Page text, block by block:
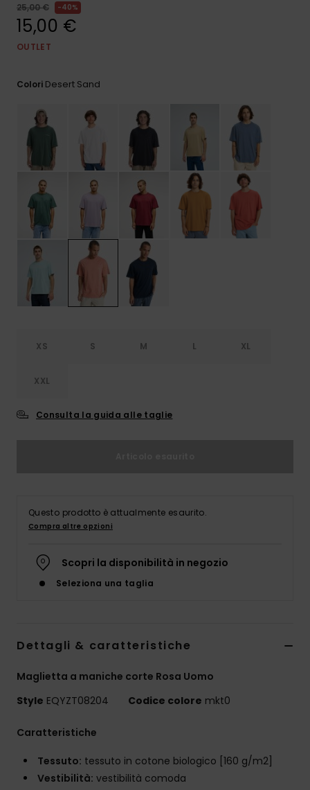
25,00 €
40%
15,00 €
OUTLET
Colori Desert Sand
XS S M L XL
XXL
Consulta la guida alle taglie
Questo prodotto è attualmente esaurito.
Compra altre opzioni
Scopri la disponibilità in negozio
Seleziona una taglia
Dettagli & caratteristiche
Maglietta a maniche corte Rosa Uomo
Style EQYZT08204 Codice colore mkt0
Caratteristiche
Tessuto: tessuto in cotone biologico [160 g/m2]
Vestibilità: vestibilità comoda